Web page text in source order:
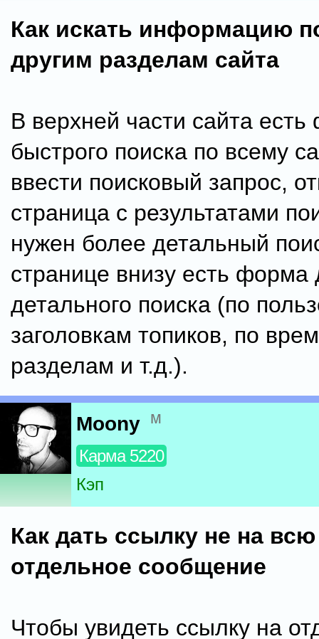
Как искать информацию
другим разделам сайта
В верхней части сайта
быстрого поиска по всему
ввести поисковый запрос,
страница с результатами
нужен более детальный
странице внизу есть форма
детального поиска (по
заголовкам топиков, по
разделам и т.д.).
Moony м
Карма 5220
Кэп
Как дать ссылку не на
отдельное сообщение
Чтобы увидеть ссылку на